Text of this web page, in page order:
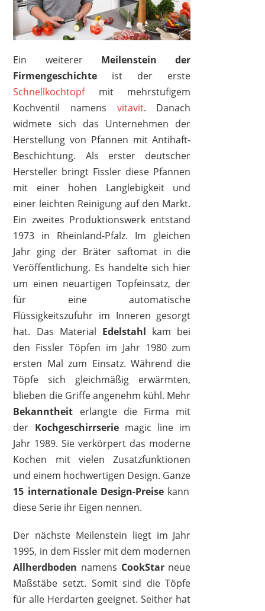
FISSLER
FISSLER
159,00 € 113,37 €*
FISSLER
84,90 €
Ein weiterer Meilenstein der
Firmengeschichte ist der erste
Schnellkochtopfmit mehrstufigem
Kochventil namens vitavit. Danach
widmete sich das Unternehmen der
Herstellung von Pfannen mit Antihaft-
Beschichtung. Als erster deutscher
Hersteller bringt Fissler diese Pfannen
mit einer hohen Langlebigkeit und
einer leichten Reinigung auf den Markt.
Ein zweites Produktionswerk entstand
1973 in Rheinland-Pfalz. Im gleichen
Jahr ging der Bräter saftomat in die
Veröffentlichung. Es handelte sich hier
um einen neuartigen Topfeinsatz, der
für eine automatische
Flüssigkeitszufuhr im Inneren gesorgt
hat. Das Material Edelstahl kam bei
den Fissler Töpfen im Jahr 1980 zum
ersten Mal zum Einsatz. Während die
Töpfe sich gleichmäßig erwärmten,
blieben die Griffe angenehm kühl. Mehr
Bekanntheit erlangte die Firma mit
der Kochgeschirrseriemagic line im
Jahr 1989. Sie verkörpert das moderne
Kochen mit vielen Zusatzfunktionen
und einem hochwertigen Design. Ganze
15 internationale Design-Preisekann
diese Serie ihr Eigen nennen.
Der nächste Meilenstein liegt im Jahr
1995, in dem Fissler mit dem modernen
Allherdboden namens CookStarneue
Maßstäbe setzt. Somit sind die Töpfe
für alle Herdarten geeignet. Seither hat